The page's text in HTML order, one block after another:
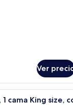
Ver
de hotel con
cama King size,